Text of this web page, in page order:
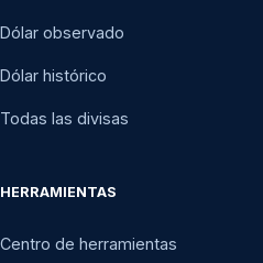
Dólar observado
Dólar histórico
Todas las divisas
HERRAMIENTAS
Centro de herramientas